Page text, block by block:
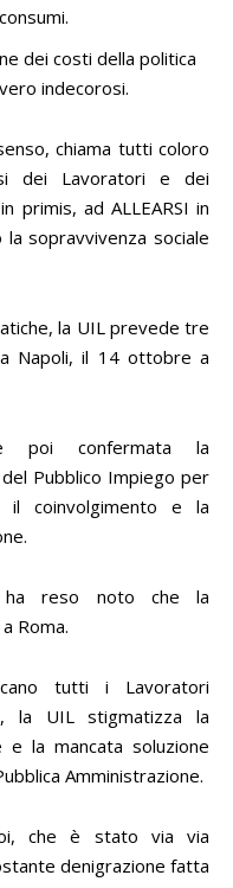
dei costi della politica
indecorosi.
chiama tutti coloro
dei Lavoratori e dei
primis, ad ALLEARSI in
sopravvivenza sociale
la UIL prevede tre
Napoli, il 14 ottobre a
poi confermata la
del Pubblico Impiego per
coinvolgimento e la
reso noto che la
Roma.
tutti i Lavoratori
la UIL stigmatizza la
e la mancata soluzione
Amministrazione.
che è stato via via
denigrazione fatta